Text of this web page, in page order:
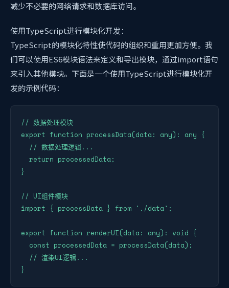
减少不必要的网络请求和数据库访问。
使用TypeScript进行模块化开发：
TypeScript的模块化特性使代码的组织和重用更加方便。我
们可以使用ES6模块语法来定义和导出模块，通过import语句
来引入其他模块。下面是一个使用TypeScript进行模块化开
发的示例代码：
// 数据处理模块
export function processData(data: any): any {
  // 数据处理逻辑...
  return processedData;
}
// UI组件模块
import { processData } from './data';
export function renderUI(data: any): void {
  const processedData = processData(data);
  // 渲染UI逻辑...
}